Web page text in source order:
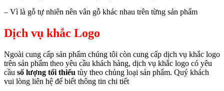
– Vì là gỗ tự nhiên nên vân gỗ khác nhau trên từng sản phẩm
Dịch vụ khắc Logo
Ngoài cung cấp sản phẩm chúng tôi còn cung cấp dịch vụ khắc logo
trên sản phẩm theo yêu cầu khách hàng, dịch vụ khắc logo có yêu
cầu số lượng tối thiểu tùy theo chủng loại sản phẩm. Quý khách
vui lòng liên hệ để biết thông tin chi tiết